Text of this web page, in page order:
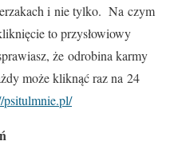
i nie tylko. Na czym
to przysłowiowy
że odrobina karmy
może kliknąć raz na 24
psitulmnie.pl/